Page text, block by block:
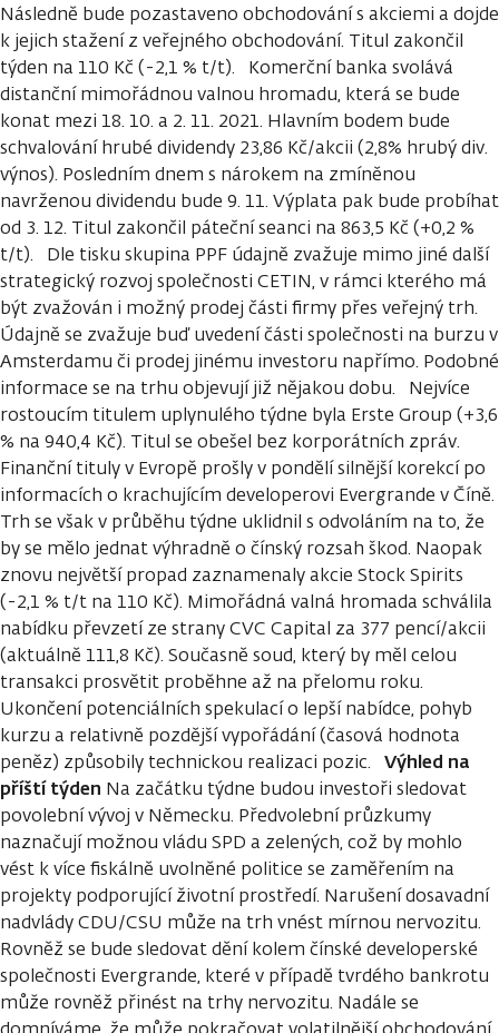
Následně bude pozastaveno obchodování s akciemi a dojde
k jejich stažení z veřejného obchodování. Titul zakončil
týden na 110 Kč (-2,1 % t/t). Komerční banka svolává
distanční mimořádnou valnou hromadu, která se bude
konat mezi 18. 10. a 2. 11. 2021. Hlavním bodem bude
schvalování hrubé dividendy 23,86 Kč/akcii (2,8% hrubý div.
výnos). Posledním dnem s nárokem na zmíněnou
navrženou dividendu bude 9. 11. Výplata pak bude probíhat
od 3. 12. Titul zakončil páteční seanci na 863,5 Kč (+0,2 %
t/t). Dle tisku skupina PPF údajně zvažuje mimo jiné další
strategický rozvoj společnosti CETIN, v rámci kterého má
být zvažován i možný prodej části firmy přes veřejný trh.
Údajně se zvažuje buď uvedení části společnosti na burzu v
Amsterdamu či prodej jinému investoru napřímo. Podobné
informace se na trhu objevují již nějakou dobu. Nejvíce
rostoucím titulem uplynulého týdne byla Erste Group (+3,6
% na 940,4 Kč). Titul se obešel bez korporátních zpráv.
Finanční tituly v Evropě prošly v pondělí silnější korekcí po
informacích o krachujícím developerovi Evergrande v Číně.
Trh se však v průběhu týdne uklidnil s odvoláním na to, že
by se mělo jednat výhradně o čínský rozsah škod. Naopak
znovu největší propad zaznamenaly akcie Stock Spirits
(-2,1 % t/t na 110 Kč). Mimořádná valná hromada schválila
nabídku převzetí ze strany CVC Capital za 377 pencí/akcii
(aktuálně 111,8 Kč). Současně soud, který by měl celou
transakci prosvětit proběhne až na přelomu roku.
Ukončení potenciálních spekulací o lepší nabídce, pohyb
kurzu a relativně pozdější vypořádání (časová hodnota
peněz) způsobily technickou realizaci pozic. Výhled na
příští týden Na začátku týdne budou investoři sledovat
povolební vývoj v Německu. Předvolební průzkumy
naznačují možnou vládu SPD a zelených, což by mohlo
vést k více fiskálně uvolněné politice se zaměřením na
projekty podporující životní prostředí. Narušení dosavadní
nadvlády CDU/CSU může na trh vnést mírnou nervozitu.
Rovněž se bude sledovat dění kolem čínské developerské
společnosti Evergrande, které v případě tvrdého bankrotu
může rovněž přinést na trhy nervozitu. Nadále se